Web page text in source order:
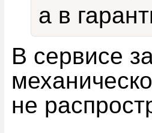
а в
В сервисе
не